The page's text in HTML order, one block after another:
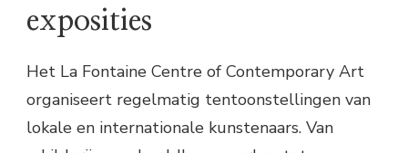
exposities
Het La Fontaine Centre of Contemporary Art
organiseert regelmatig tentoonstellingen van
lokale en internationale kunstenaars. Van